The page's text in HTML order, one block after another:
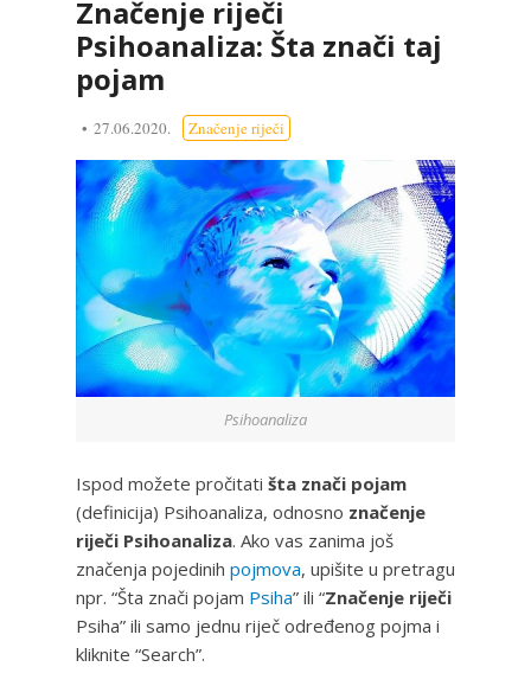
Značenje riječi
Psihoanaliza: Šta znači taj
pojam
27.06.2020. Značenje riječi
Psihoanaliza
Ispod možete pročitati šta znači pojam
(definicija) Psihoanaliza, odnosno značenje
riječi Psihoanaliza. Ako vas zanima još
značenja pojedinih pojmova, upišite u pretragu
npr. “Šta znači pojam Psiha” ili “Značenje riječi
Psiha” ili samo jednu riječ određenog pojma i
kliknite “Search”.